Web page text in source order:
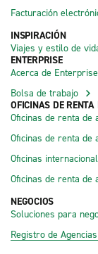
Facturación
INSPIRACIÓN
Viajes y estilo de
ENTERPRISE
Acerca de Enterprise
Bolsa de trabajo
OFICINAS DE RENTA
Oficinas de renta de
Oficinas de renta de
Oficinas
Oficinas de renta de
NEGOCIOS
Soluciones para
Registro de